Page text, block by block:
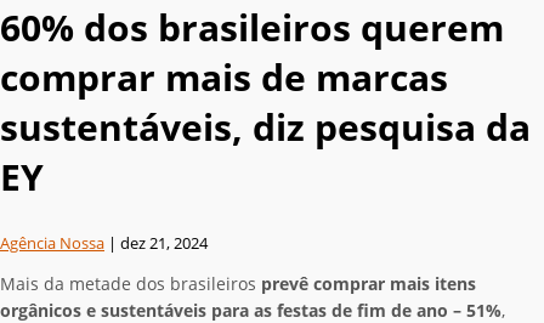
60% dos brasileiros querem
comprar mais de marcas
sustentáveis, diz pesquisa da
EY
Agência Nossa | dez 21, 2024
Mais da metade dos brasileiros prevê comprar mais itens
orgânicos e sustentáveis para as festas de fim de ano – 51%,